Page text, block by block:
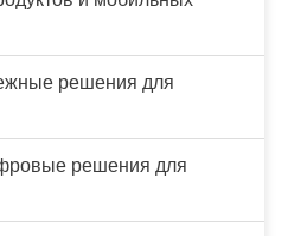
решения для
решения для